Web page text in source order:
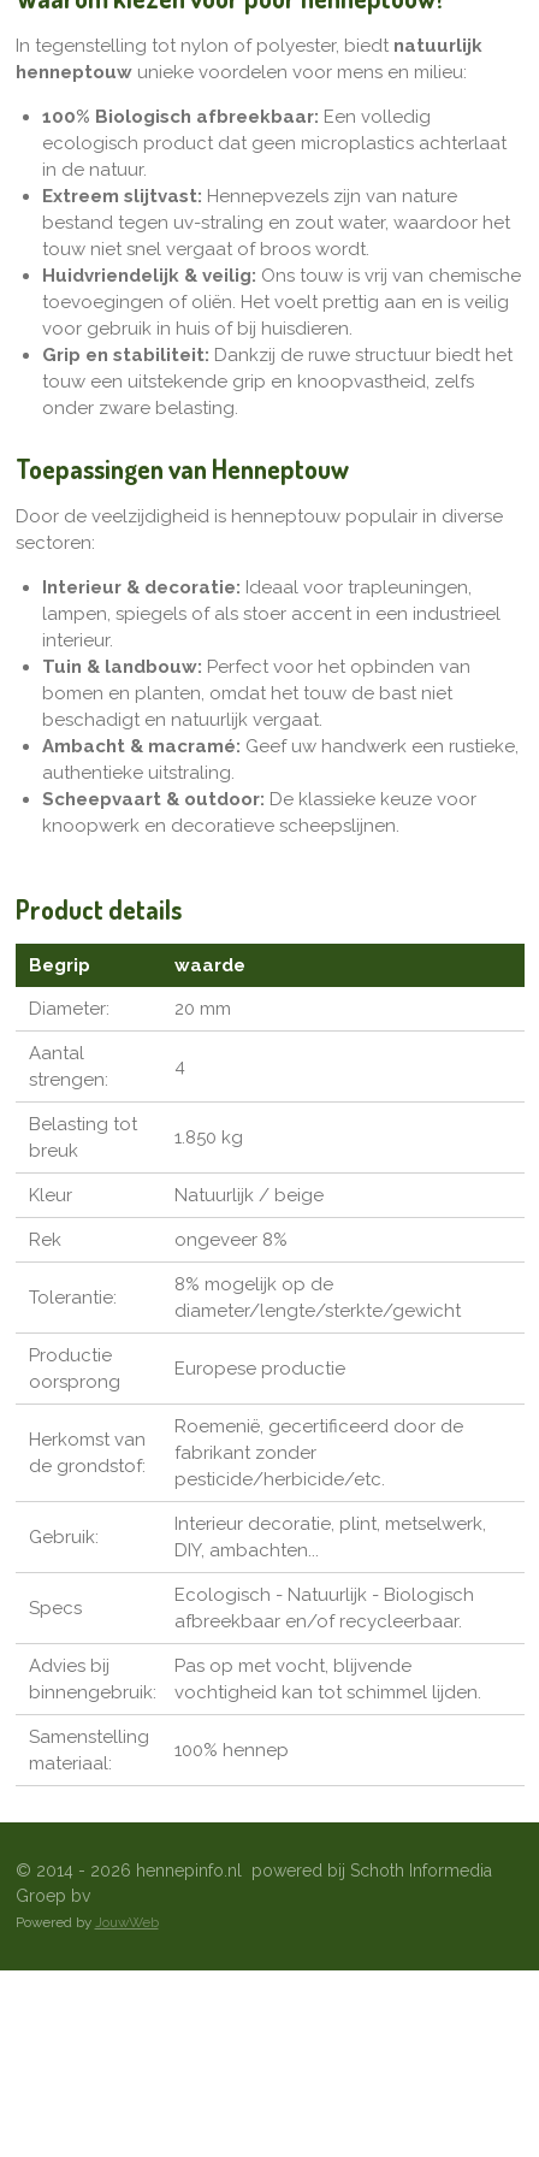
In tegenstelling tot nylon of polyester, biedt natuurlijk
henneptouwunieke voordelen voor mens en milieu:
100% Biologisch afbreekbaar: Een volledig
ecologisch product dat geen microplastics achterlaat
in de natuur.
Extreem slijtvast: Hennepvezels zijn van nature
bestand tegen uv-straling en zout water, waardoor het
touw niet snel vergaat of broos wordt.
Huidvriendelijk & veilig: Ons touw is vrij van chemische
toevoegingen of oliën. Het voelt prettig aan en is veilig
voor gebruik in huis of bij huisdieren.
Grip en stabiliteit: Dankzij de ruwe structuur biedt het
touw een uitstekende grip en knoopvastheid, zelfs
onder zware belasting.
Toepassingen van Henneptouw
Door de veelzijdigheid is henneptouw populair in diverse
sectoren:
Interieur & decoratie: Ideaal voor trapleuningen,
lampen, spiegels of als stoer accent in een industrieel
interieur.
Tuin & landbouw: Perfect voor het opbinden van
bomen en planten, omdat het touw de bast niet
beschadigt en natuurlijk vergaat.
Ambacht & macramé: Geef uw handwerk een rustieke,
authentieke uitstraling.
Scheepvaart & outdoor: De klassieke keuze voor
knoopwerk en decoratieve scheepslijnen.
Product details
Begrip
waarde
Diameter:
20 mm
Aantal
strengen:
4
Belasting tot
breuk
1.850 kg
Kleur Natuurlijk / beige
Rek ongeveer 8%
Tolerantie:
8% mogelijk op de
diameter/lengte/sterkte/gewicht
Productie
oorsprong
Europese productie
Herkomst van
de grondstof:
Roemenië, gecertificeerd door de
fabrikant zonder
pesticide/herbicide/etc.
Gebruik:
Interieur decoratie, plint, metselwerk,
DIY, ambachten...
Specs
Ecologisch - Natuurlijk - Biologisch
afbreekbaar en/of recycleerbaar.
Advies bij
binnengebruik:
Pas op met vocht, blijvende
vochtigheid kan tot schimmel lijden.
Samenstelling
materiaal:
100% hennep
© 2014 - 2026 hennepinfo.nl powered bij Schoth Informedia
Groep bv
Powered by JouwWeb